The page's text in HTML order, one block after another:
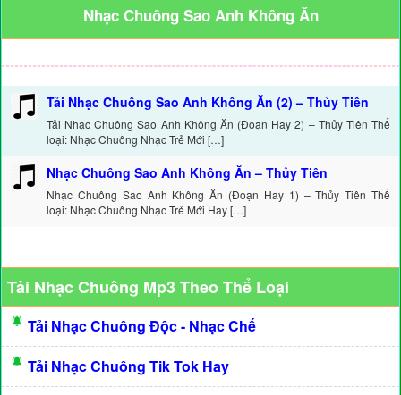
Nhạc Chuông Sao Anh Không Ăn
Tải Nhạc Chuông Sao Anh Không Ăn (2) – Thủy Tiên
Tải Nhạc Chuông Sao Anh Không Ăn (Đoạn Hay 2) – Thủy Tiên Thể
loại: Nhạc Chuông Nhạc Trẻ Mới […]
Nhạc Chuông Sao Anh Không Ăn – Thủy Tiên
Nhạc Chuông Sao Anh Không Ăn (Đoạn Hay 1) – Thủy Tiên Thể
loại: Nhạc Chuông Nhạc Trẻ Mới Hay […]
Tải Nhạc Chuông Mp3 Theo Thể Loại
Tải Nhạc Chuông Độc - Nhạc Chế
Tải Nhạc Chuông Tik Tok Hay